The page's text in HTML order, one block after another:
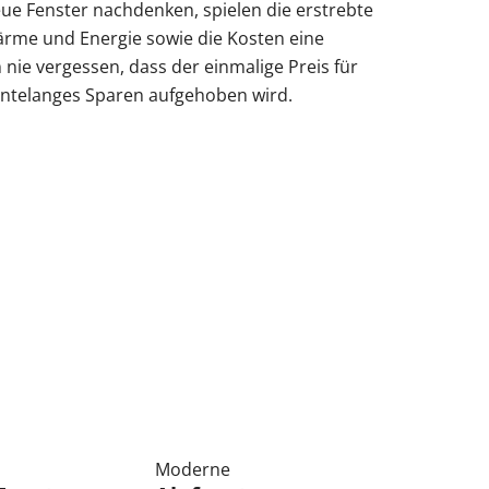
Fenster mit Rollladen Fenster nach Maß
Balkontür sichern
modern
Terrasse Terrassenüberdachung
Fenster nachdenken, spielen die erstrebte
und Energie sowie die Kosten eine
vergessen, dass der einmalige Preis für
Sparen aufgehoben wird.
Moderne